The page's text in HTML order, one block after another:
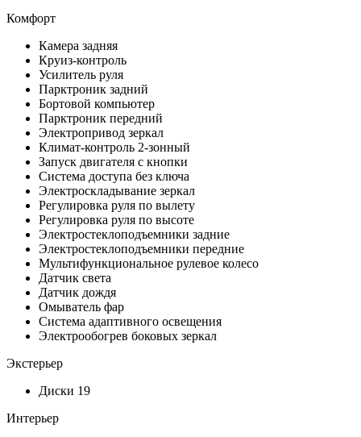
Комфорт
Камера задняя
Круиз-контроль
Усилитель руля
Парктроник задний
Бортовой компьютер
Парктроник передний
Электропривод зеркал
Климат-контроль 2-зонный
Запуск двигателя с кнопки
Система доступа без ключа
Электроскладывание зеркал
Регулировка руля по вылету
Регулировка руля по высоте
Электростеклоподъемники задние
Электростеклоподъемники передние
Мультифункциональное рулевое колесо
Датчик света
Датчик дождя
Омыватель фар
Система адаптивного освещения
Электрообогрев боковых зеркал
Экстерьер
Диски 19
Интерьер